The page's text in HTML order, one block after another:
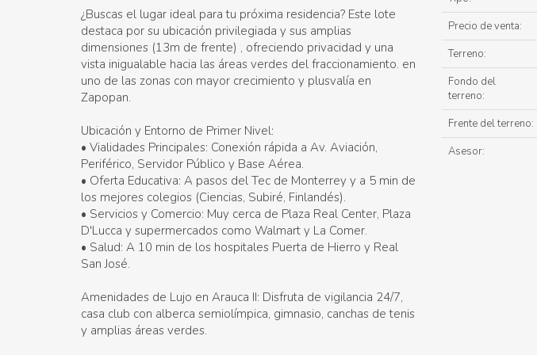
¿Buscas el lugar ideal para tu próxima residencia? Este lote
destaca por su ubicación privilegiada y sus amplias
dimensiones (13m de frente) , ofreciendo privacidad y una
vista inigualable hacia las áreas verdes del fraccionamiento. en
uno de las zonas con mayor crecimiento y plusvalía en
Zapopan.
Ubicación y Entorno de Primer Nivel:
• Vialidades Principales: Conexión rápida a Av. Aviación,
Periférico, Servidor Público y Base Aérea.
• Oferta Educativa: A pasos del Tec de Monterrey y a 5 min de
los mejores colegios (Ciencias, Subiré, Finlandés).
• Servicios y Comercio: Muy cerca de Plaza Real Center, Plaza
D'Lucca y supermercados como Walmart y La Comer.
• Salud: A 10 min de los hospitales Puerta de Hierro y Real
San José.
Amenidades de Lujo en Arauca II: Disfruta de vigilancia 24/7,
casa club con alberca semiolímpica, gimnasio, canchas de tenis
y amplias áreas verdes.
Precio de venta:
Terreno:
Fondo del
terreno:
Frente del terreno:
Asesor: